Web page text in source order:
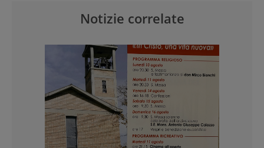
Notizie correlate